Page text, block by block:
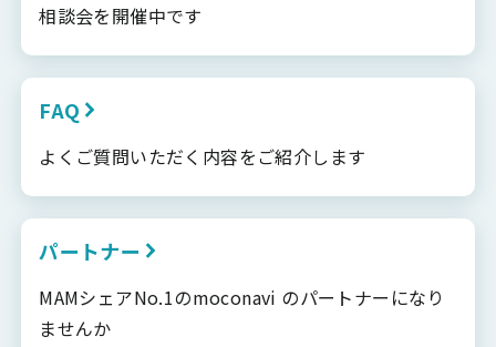
相談会を開催中です
FAQ
よくご質問いただく内容をご紹介します
パートナー
MAMシェアNo.1のmoconavi のパートナーになり
ませんか